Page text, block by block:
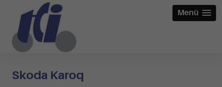
Menü
Skoda Karoq